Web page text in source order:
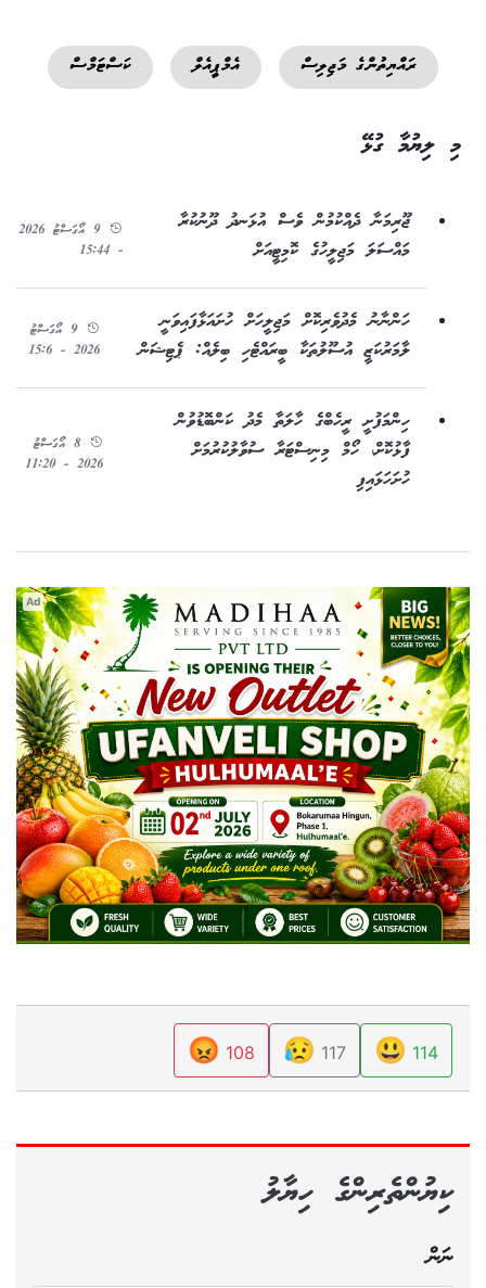
ރައްޔިތުންގެ މަޖިލިސް އެމްޕީއެލް ކަސްޓަމްސް
މި ލިޔުމާ ގުޅޭ
ޖޫރިމަނާ ދެއްކުމުން ވެސް އުޅަނދު ދޫނުކުރާ
މައްސަލަ މަޖިލީހުގެ ކޮމިޓީއަށް
9 އޯގަސްޓު 2026
- 15:44
ހަންނާނު މެދުވެރިކޮށް މަޖިލީހަށް ހުށައަޅާފައިވަނީ
ލާމަރުކަޒީ އުސޫލުތަކާ ބީރައްޓެހި ބިލެއް: ޕެޓިޝަން
9 އޯގަސްޓު
2026 - 15:6
ހިންމަފުށީ ރީހެބްގެ ހާލަތާ މެދު ކަންބޮޑުވުން
ފާޅުކޮށް، ހޯމް މިނިސްޓަރާ ސުވާލުކުރުމަށް
ހުށަހަޅައިފި
8 އޯގަސްޓު
2026 - 11:20
Ad
114
😃
117
😥
108
😡
ކިޔުންތެރިންގެ ހިޔާލު
ނަން